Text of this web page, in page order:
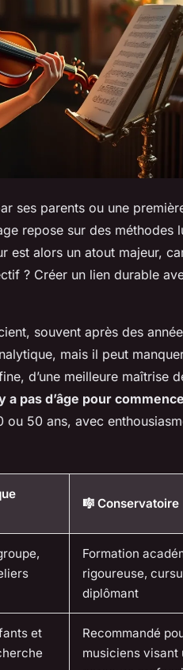
ses parents ou une
repose sur des méthodes
est alors un atout majeur,
? Créer un lien durable
souvent après des
mais il peut
d’une meilleure maîtrise
a pas d’âge pour
50 ans, avec
🎼 Conservatoire
Formation
rigoureuse,
diplômant
et
Recommandé
musiciens visant